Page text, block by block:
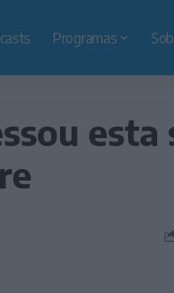
Programas
esta